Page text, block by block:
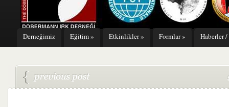
Derneğimiz Eğitim» Etkinlikler» Formlar» Haberler